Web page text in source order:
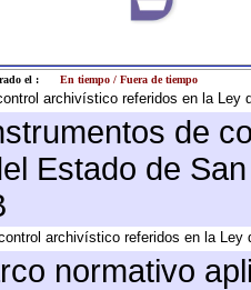
el : En tiempo / Fuera de tiempo
archivístico referidos en la
de
Estado de
archivístico referidos en la
normativo